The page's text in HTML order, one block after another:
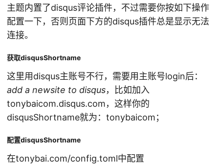
主题内置了disqus评论插件，不过需要你按如下操作
配置一下，否则页面下方的disqus插件总是显示无法
连接。
获取disqusShortname
这里用disqus主账号不行，需要用主账号login后：
add a newsite to disqus，比如加入
tonybaicom.disqus.com，这样你的
disqusShortname就为：tonybaicom；
配置disqusShortname
在tonybai.com/config.toml中配置